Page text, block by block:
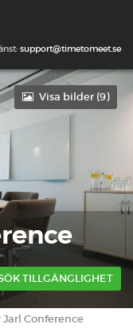
support@timetomeet.se
Visa bilder (9)
TILLGÄNGLIGHET
Jarl Conference